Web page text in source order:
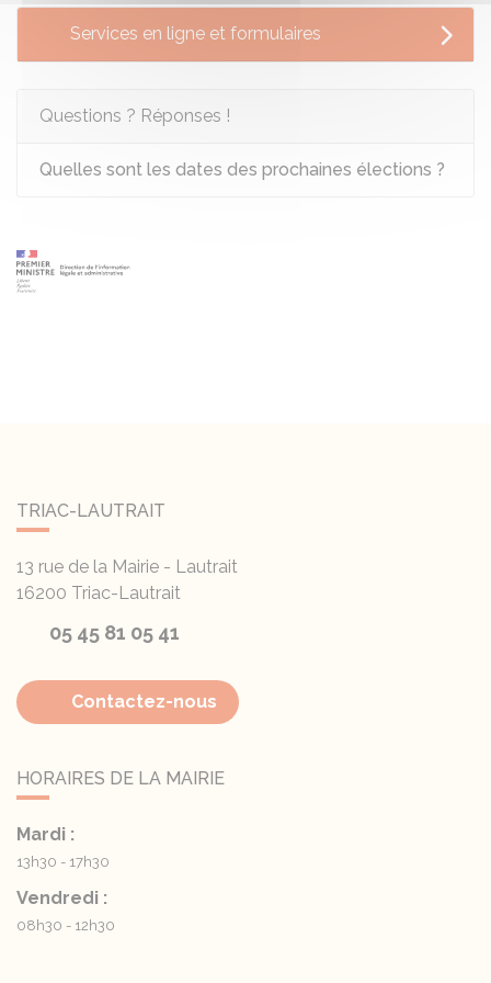
Services en ligne et formulaires
Questions ? Réponses !
Quelles sont les dates des prochaines élections ?
TRIAC-LAUTRAIT
13 rue de la Mairie - Lautrait
16200 Triac-Lautrait
05 45 81 05 41
Contactez-nous
HORAIRES DE LA MAIRIE
Mardi :
13h30 - 17h30
Vendredi :
08h30 - 12h30